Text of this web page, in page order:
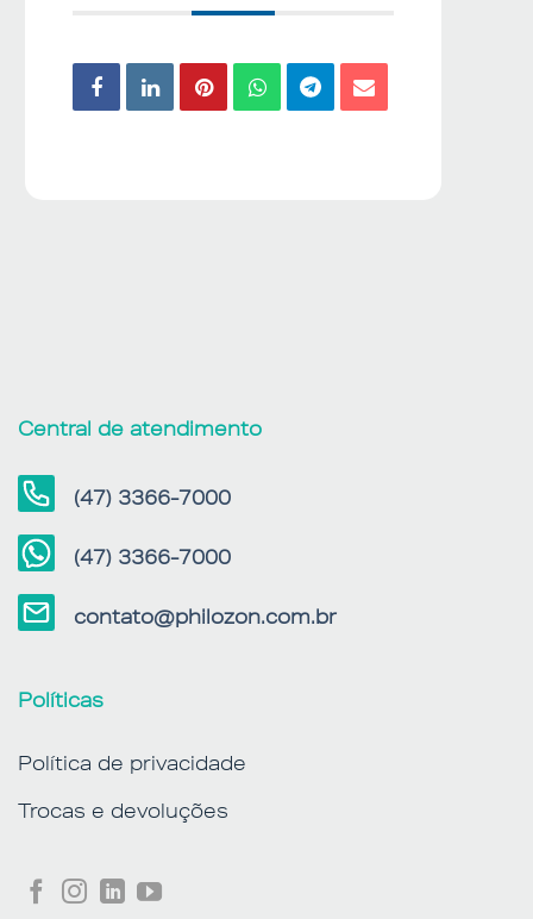
Central de atendimento
(47) 3366-7000
(47) 3366-7000
contato@philozon.com.br
Políticas
Política de privacidade
Trocas e devoluções